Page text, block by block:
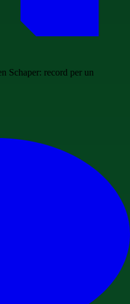
Schaper: record per un